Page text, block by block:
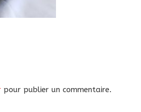
pour publier un commentaire.